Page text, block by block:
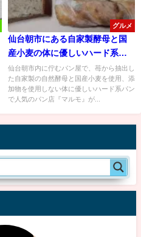
グルメ
仙台朝市にある自家製酵母と国
産小麦の体に優しいハード系人
気パン店『マルモ』に行ってみ
た！
仙台朝市内に佇むパン屋で、苺から抽出し
た自家製の自然酵母と国産小麦を使用、添
加物を使用しない体に優しいハード系パン
で人気のパン店『マルモ』が...